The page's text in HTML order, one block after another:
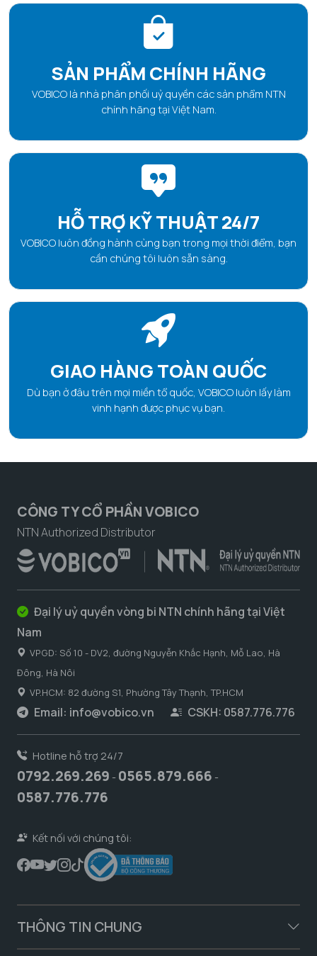
SẢN PHẨM CHÍNH HÃNG
VOBICO là nhà phân phối uỷ quyền các sản phẩm NTN
chính hãng tại Việt Nam.
HỖ TRỢ KỸ THUẬT 24/7
VOBICO luôn đồng hành cùng bạn trong mọi thời điểm, bạn
cần chúng tôi luôn sẵn sàng.
GIAO HÀNG TOÀN QUỐC
Dù bạn ở đâu trên mọi miền tổ quốc, VOBICO luôn lấy làm
vinh hạnh được phục vụ bạn.
CÔNG TY CỔ PHẦN VOBICO
NTN Authorized Distributor
Đại lý uỷ quyền vòng bi NTN chính hãng tại Việt
Nam
VPGD: Số 10 - DV2, đường Nguyễn Khắc Hạnh, Mỗ Lao, Hà
Đông, Hà Nôi
VP.HCM: 82 đường S1, Phường Tây Thạnh, TP.HCM
Email: info@vobico.vn CSKH: 0587.776.776
Hotline hỗ trợ 24/7
0792.269.269 - 0565.879.666 -
0587.776.776
Kết nối với chúng tôi:
THÔNG TIN CHUNG